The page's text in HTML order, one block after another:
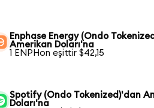
Enphase Energy (Ondo
Amerikan Doları'na
1 ENPHon eşittir $42,15
Spotify (Ondo Tokenized)'dan
Doları'na